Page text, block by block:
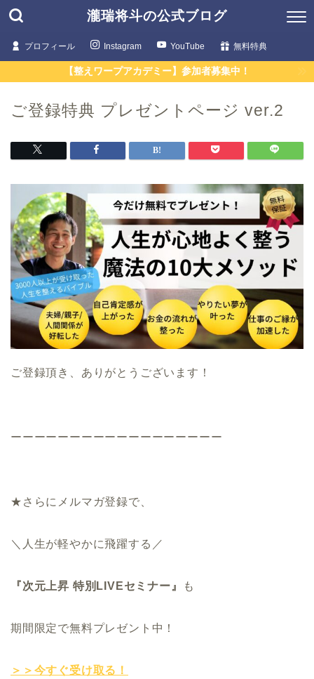
瀧瑞将斗の公式ブログ
プロフィール Instagram YouTube 無料特典
【整えワープアカデミー】参加者募集中！
ご登録特典 プレゼントページ ver.2
ご登録頂き、ありがとうございます！
ーーーーーーーーーーーーーーーーーー
★さらにメルマガ登録で、
＼人生が軽やかに飛躍する／
『次元上昇 特別LIVEセミナー』 も
期間限定で無料プレゼント中！
＞＞今すぐ受け取る！